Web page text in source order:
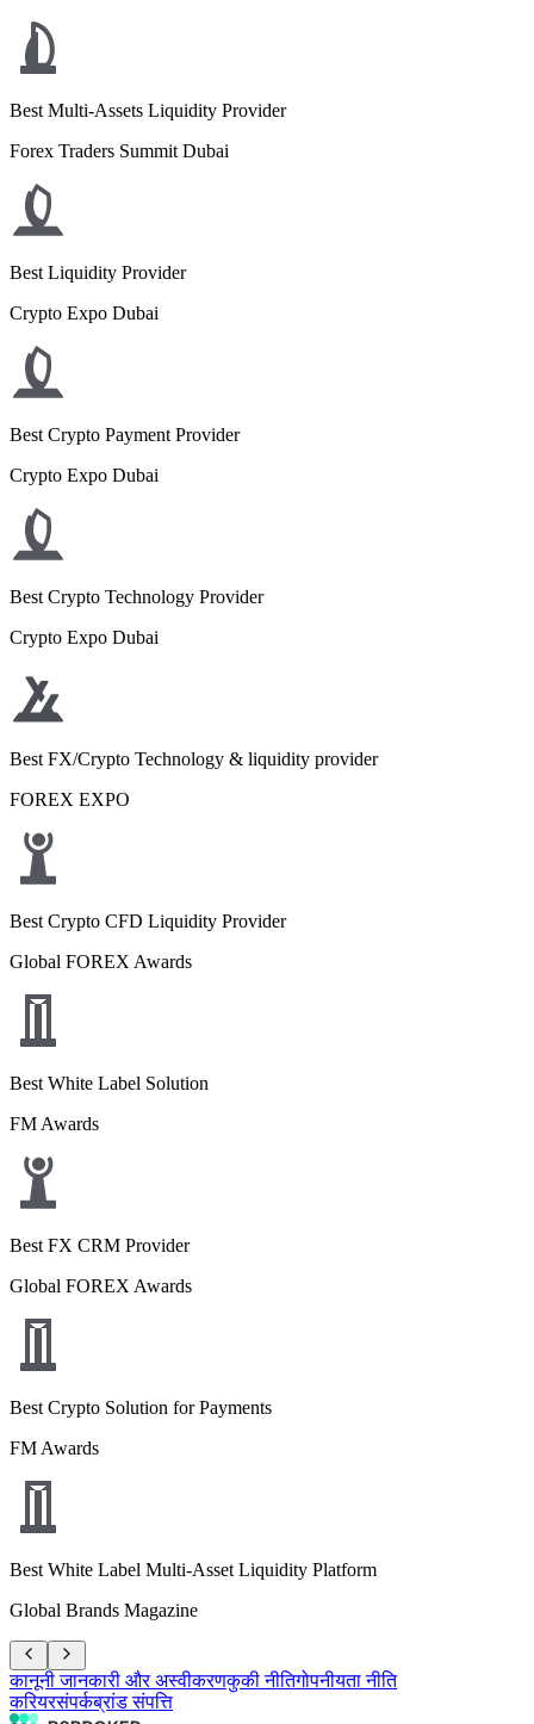
Best Multi-Assets Liquidity Provider
Forex Traders Summit Dubai
Best Liquidity Provider
Crypto Expo Dubai
Best Crypto Payment Provider
Crypto Expo Dubai
Best Crypto Technology Provider
Crypto Expo Dubai
Best FX/Crypto Technology & liquidity provider
FOREX EXPO
Best Crypto CFD Liquidity Provider
Global FOREX Awards
Best White Label Solution
FM Awards
Best FX CRM Provider
Global FOREX Awards
Best Crypto Solution for Payments
FM Awards
Best White Label Multi-Asset Liquidity Platform
Global Brands Magazine
कानूनी जानकारी और अस्वीकरणकुकी नीतिगोपनीयता नीति
करियरसंपर्कब्रांड संपत्ति